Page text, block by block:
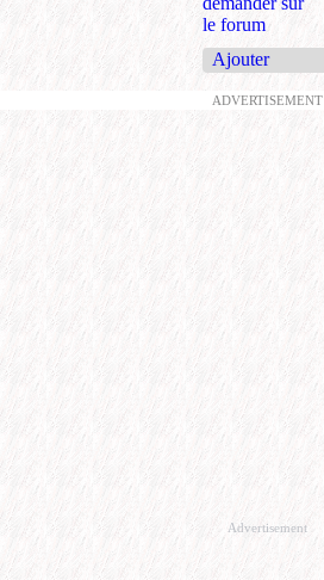
le forum
Ajouter
ADVERTISEMENT
Advertisement